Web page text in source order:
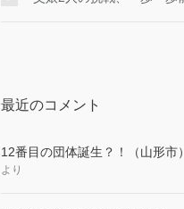
最近のコメント
12番目の団体誕生？！（山形市）
より